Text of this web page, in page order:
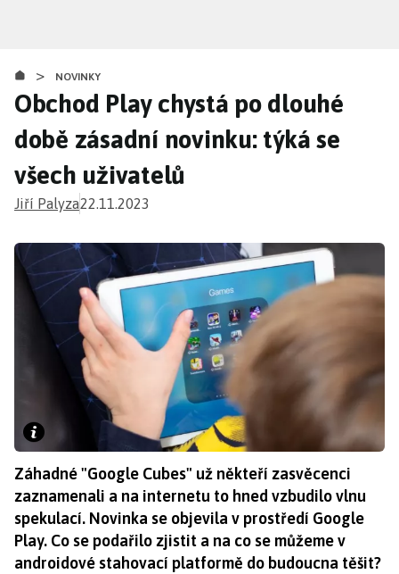
obsahu
> NOVINKY
Obchod Play chystá po dlouhé
době zásadní novinku: týká se
všech uživatelů
Jiří Palyza22.11.2023
Záhadné "Google Cubes" už někteří zasvěcenci
zaznamenali a na internetu to hned vzbudilo vlnu
spekulací. Novinka se objevila v prostředí Google
Play. Co se podařilo zjistit a na co se můžeme v
androidové stahovací platformě do budoucna těšit?